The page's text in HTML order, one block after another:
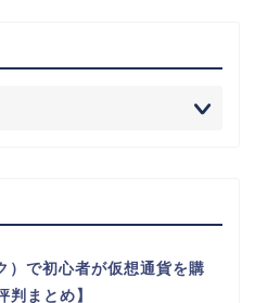
で初心者が仮想通貨を購
判まとめ】